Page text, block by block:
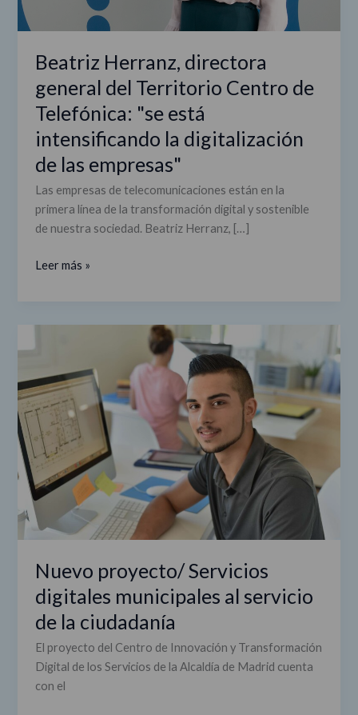
Beatriz Herranz, directora
general del Territorio Centro de
Telefónica: "se está
intensificando la digitalización
de las empresas"
Las empresas de telecomunicaciones están en la
primera línea de la transformación digital y sostenible
de nuestra sociedad. Beatriz Herranz, […]
la
de
las
empresas"
Leer más »
Nuevo proyecto/ Servicios
digitales municipales al servicio
de la ciudadanía
El proyecto del Centro de Innovación y Transformación
Digital de los Servicios de la Alcaldía de Madrid cuenta
con el
proyecto/
Servicios
digitales
municipales
al
servicio
de
la
ciudadanía